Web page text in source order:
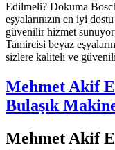
Edilmeli? Dokuma
eşyalarınızın en iyi
güvenilir hizmet
Tamircisi beyaz
sizlere kaliteli ve
Mehmet Akif
Bulaşık
Mehmet Akif